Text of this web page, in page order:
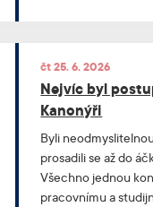
čt 25. 6. 2026
Nejvíc byl
Kanonýři
Byli
prosadili se až do
Všechno jednou
pracovnímu a